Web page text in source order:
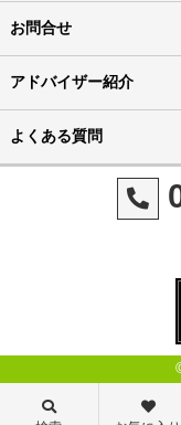
お問合せ
アドバイザー紹介
よくある質問